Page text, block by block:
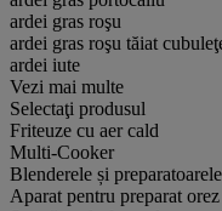
ardei gras roşu
ardei gras roşu tăiat
ardei iute
Vezi mai multe
Selectaţi produsul
Friteuze cu aer cald
Multi-Cooker
Blenderele și
Aparat pentru preparat orez